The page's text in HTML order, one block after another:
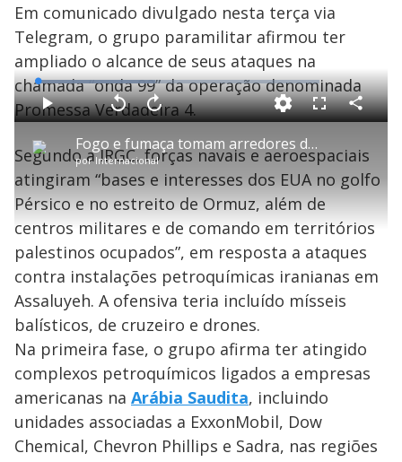
Em comunicado divulgado nesta terça via
Telegram, o grupo paramilitar afirmou ter
ampliado o alcance de seus ataques na
chamada “onda 99” da operação denominada
Promessa Verdadeira 4.
P
l
a
y
V
i
Fogo e fumaça tomam arredores do aeroporto de Teerã na madrugada, véspera de ultimato
porInternacional
P V
t
a
r
0
s
e
g
n
d
s
A
n
ç
a
1
0
s
e
u
n
o
s
M
u
o
L
o
a
d
e
4
1
.
5
F
s
c
e
e
n
C
o
a
r
i
l
Segundo a IRGC, forças navais e aeroespaciais
atingiram “bases e interesses dos EUA no golfo
Pérsico e no estreito de Ormuz, além de
centros militares e de comando em territórios
palestinos ocupados”, em resposta a ataques
contra instalações petroquímicas iranianas em
Assaluyeh. A ofensiva teria incluído mísseis
balísticos, de cruzeiro e drones.
Na primeira fase, o grupo afirma ter atingido
complexos petroquímicos ligados a empresas
americanas na Arábia Saudita, incluindo
unidades associadas a ExxonMobil, Dow
Chemical, Chevron Phillips e Sadra, nas regiões